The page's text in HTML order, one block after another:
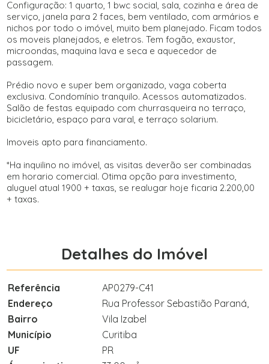
Configuração: 1 quarto, 1 bwc social, sala, cozinha e área de
serviço, janela para 2 faces, bem ventilado, com armários e
nichos por todo o imóvel, muito bem planejado. Ficam todos
os moveis planejados, e eletros. Tem fogão, exaustor,
microondas, maquina lava e seca e aquecedor de
passagem.
Prédio novo e super bem organizado, vaga coberta
exclusiva. Condomínio tranquilo. Acessos automatizados.
Salão de festas equipado com churrasqueira no terraço,
bicicletário, espaço para varal, e terraço solarium.
Imoveis apto para financiamento.
*Ha inquilino no imóvel, as visitas deverão ser combinadas
em horario comercial. Otima opção para investimento,
aluguel atual 1900 + taxas, se realugar hoje ficaria 2.200,00
+ taxas.
Detalhes do Imóvel
Referência
AP0279-C41
Endereço
Rua Professor Sebastião Paraná,
Bairro
Vila Izabel
Município
Curitiba
UF
PR